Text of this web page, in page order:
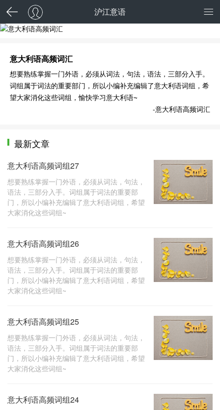
沪江意语
意大利语高频词汇
意大利语高频词汇
想要熟练掌握一门外语，必须从词法，句法，语法，三部分入手。
词组属于词法的重要部门，所以小编补充编辑了意大利语词组，希
望大家消化这些词组，愉快学习意大利语~
-意大利语高频词汇
最新文章
意大利语高频词组27
想要熟练掌握一门外语，必须从词法，句法，
语法，三部分入手。词组属于词法的重要部
门，所以小编补充编辑了意大利语词组，希望
大家消化这些词组~
意大利语高频词组26
想要熟练掌握一门外语，必须从词法，句法，
语法，三部分入手。词组属于词法的重要部
门，所以小编补充编辑了意大利语词组，希望
大家消化这些词组~
意大利语高频词组25
想要熟练掌握一门外语，必须从词法，句法，
语法，三部分入手。词组属于词法的重要部
门，所以小编补充编辑了意大利语词组，希望
大家消化这些词组~
意大利语高频词组24